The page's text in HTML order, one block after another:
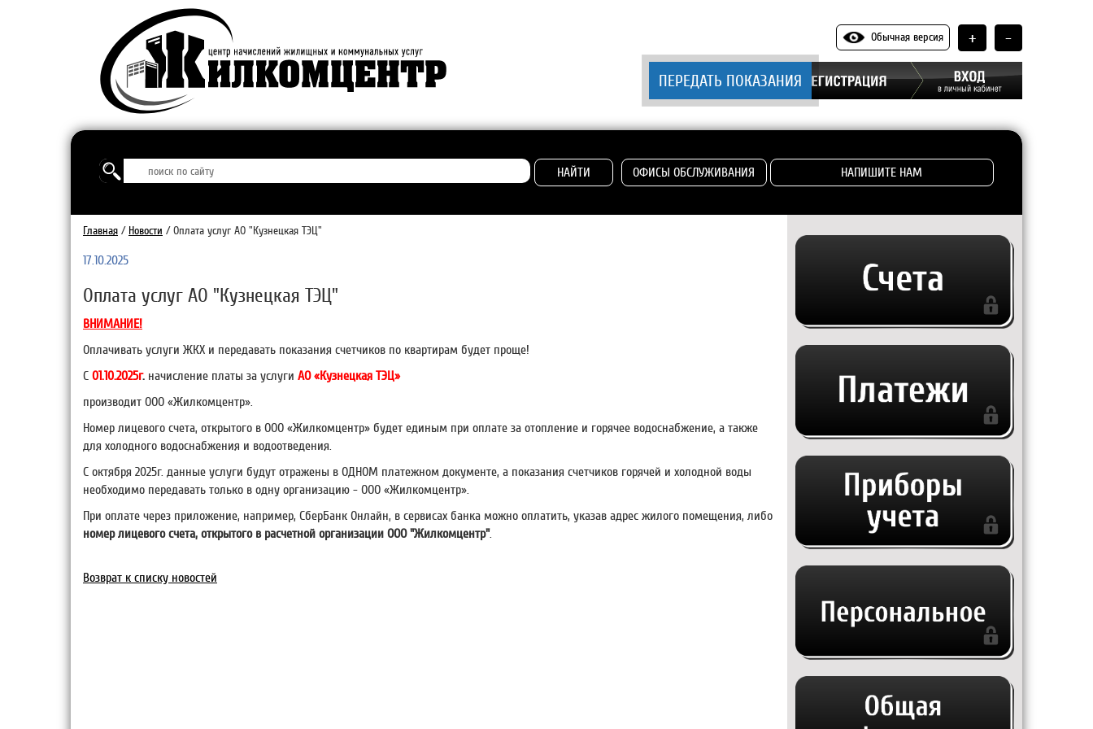
-
+
Обычная версия
ПЕРЕДАТЬ ПОКАЗАНИЯ
НАЙТИ ОФИСЫ ОБСЛУЖИВАНИЯ НАПИШИТЕ НАМ
Главная / Новости / Оплата услуг АО "Кузнецкая ТЭЦ"
17.10.2025
Оплата услуг АО "Кузнецкая ТЭЦ"
ВНИМАНИЕ!
Оплачивать услуги ЖКХ и передавать показания счетчиков по квартирам будет проще!
С 01.10.2025г. начисление платы за услуги АО «Кузнецкая ТЭЦ»
производит ООО «Жилкомцентр».
Номер лицевого счета, открытого в ООО «Жилкомцентр» будет единым при оплате за отопление и горячее водоснабжение, а также
для холодного водоснабжения и водоотведения.
С октября 2025г. данные услуги будут отражены в ОДНОМ платежном документе, а показания счетчиков горячей и холодной воды
необходимо передавать только в одну организацию - ООО «Жилкомцентр».
При оплате через приложение, например, СберБанк Онлайн, в сервисах банка можно оплатить, указав адрес жилого помещения, либо
номер лицевого счета, открытого в расчетной организации ООО "Жилкомцентр".
Возврат к списку новостей